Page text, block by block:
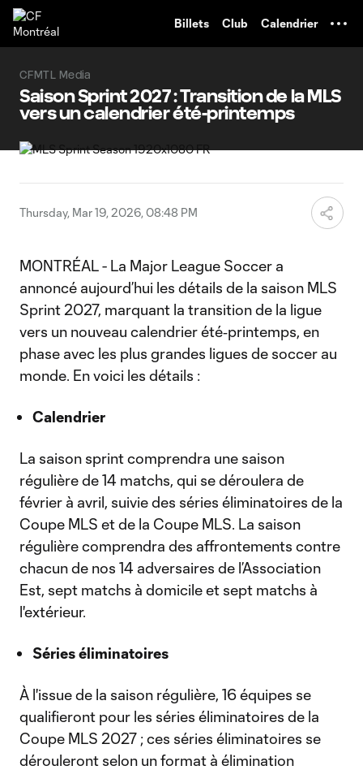
Billets Club Calendrier
CFMTL Media
Saison Sprint 2027 : Transition de la MLS
vers un calendrier été-printemps
Thursday, Mar 19, 2026, 08:48 PM
MONTRÉAL - La Major League Soccer a
annoncé aujourd’hui les détails de la saison MLS
Sprint 2027, marquant la transition de la ligue
vers un nouveau calendrier été‑printemps, en
phase avec les plus grandes ligues de soccer au
monde. En voici les détails :
Calendrier
La saison sprint comprendra une saison
régulière de 14 matchs, qui se déroulera de
février à avril, suivie des séries éliminatoires de la
Coupe MLS et de la Coupe MLS. La saison
régulière comprendra des affrontements contre
chacun de nos 14 adversaires de l’Association
Est, sept matchs à domicile et sept matchs à
l'extérieur.
Séries éliminatoires
À l'issue de la saison régulière, 16 équipes se
qualifieront pour les séries éliminatoires de la
Coupe MLS 2027 ; ces séries éliminatoires se
dérouleront selon un format à élimination